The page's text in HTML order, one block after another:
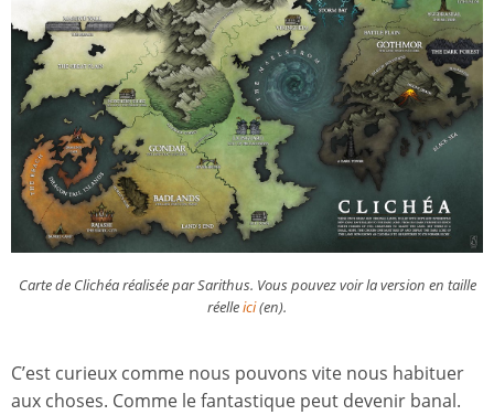
Carte de Clichéa réalisée par Sarithus. Vous pouvez voir la version en taille
réelleici(en).
C’est curieux comme nous pouvons vite nous habituer
aux choses. Comme le fantastique peut devenir banal.